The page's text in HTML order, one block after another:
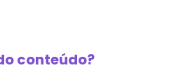
conteúdo?